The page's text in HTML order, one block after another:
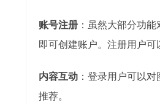
账号注册 ：虽然大部分功
即可创建账户。注册用户可
内容互动 ：登录用户可以
推荐。